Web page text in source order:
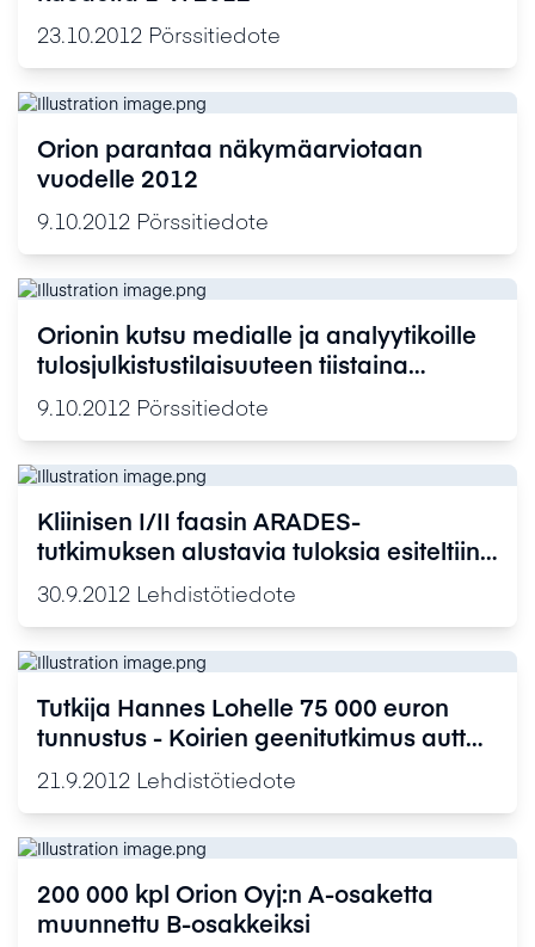
23.10.2012 Pörssitiedote
Orion parantaa näkymäarviotaan
vuodelle 2012
9.10.2012 Pörssitiedote
Orionin kutsu medialle ja analyytikoille
tulosjulkistustilaisuuteen tiistaina
23.10.2012
9.10.2012 Pörssitiedote
Kliinisen I/II faasin ARADES-
tutkimuksen alustavia tuloksia esiteltiin
ESMO 2012 -syöpäkongressissa -
uuden sukupolven ODM-201-
antiandrogeeni
30.9.2012 Lehdistötiedote
Tutkija Hannes Lohelle 75 000 euron
tunnustus - Koirien geenitutkimus auttaa
myös ihmissairauksien
ymmärtämisessä
21.9.2012 Lehdistötiedote
200 000 kpl Orion Oyj:n A-osaketta
muunnettu B-osakkeiksi